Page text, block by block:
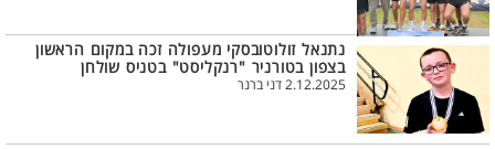
נתנאל זולוטובסקי מעפולה זכה במקום הראשון
בצפון בטורניר "רנקליסט" בטניס שולחן
2.12.2025 דני ברנר